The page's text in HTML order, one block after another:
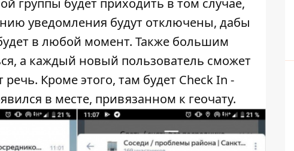
группы будет приходить в том случае,
уведомления будут отключены, дабы
в любой момент. Также большим
а каждый новый пользователь сможет
Кроме этого, там будет Check In -
в месте, привязанном к геочату.